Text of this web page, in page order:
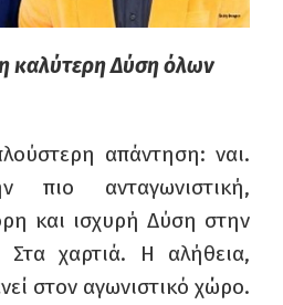
καλύτερη Δύση όλων
απάντηση: ναι.
πιο ανταγωνιστική,
και ισχυρή Δύση στην
Στα χαρτιά. Η αλήθεια,
στον αγωνιστικό χώρο.